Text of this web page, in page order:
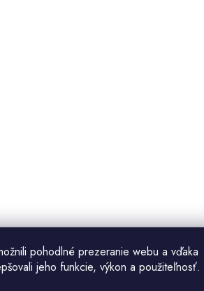
pohodlné prezeranie webu a vďaka
jeho funkcie, výkon a použiteľnosť.